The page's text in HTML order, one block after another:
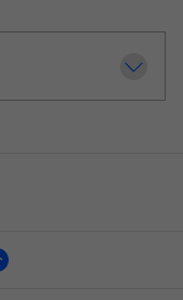
: plus qu'un job